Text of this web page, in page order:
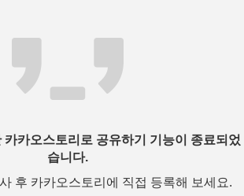
카오스토리로 공유하기 기능이 종료되었
습니다.
후 카카오스토리에 직접 등록해 보세요.